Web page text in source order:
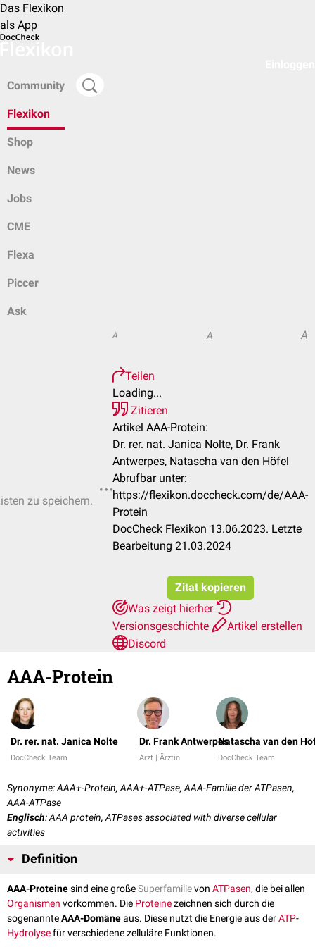
Das Flexikon
als App
Community
Flexikon
Shop
News
Jobs
CME
Flexa
Piccer
Ask
zu speichern.
A A A
Teilen
Loading...
Zitieren
Artikel AAA-Protein:
Dr. rer. nat. Janica Nolte, Dr. Frank
Antwerpes, Natascha van den Höfel
Abrufbar unter:
https://flexikon.doccheck.com/de/AAA-
Protein
DocCheck Flexikon 13.06.2023. Letzte
Bearbeitung 21.03.2024
Zitat kopieren
Was zeigt hierher
Versionsgeschichte
Artikel erstellen
Discord
AAA-Protein
Dr. rer. nat. Janica Nolte
DocCheck Team
Dr. Frank Antwerpes
Arzt | Ärztin
Natascha van den
DocCheck Team
Synonyme: AAA+-Protein, AAA+-ATPase, AAA-Familie der ATPasen,
AAA-ATPase
Englisch: AAA protein, ATPases associated with diverse cellular
activities
Definition
AAA-Proteinesind eine großeSuperfamilievon ATPasen, die bei allen
Organismen vorkommen. Die Proteinezeichnen sich durch die
sogenannteAAA-Domäneaus. Diese nutzt die Energie aus derATP-
Hydrolysefür verschiedene zelluläre Funktionen.